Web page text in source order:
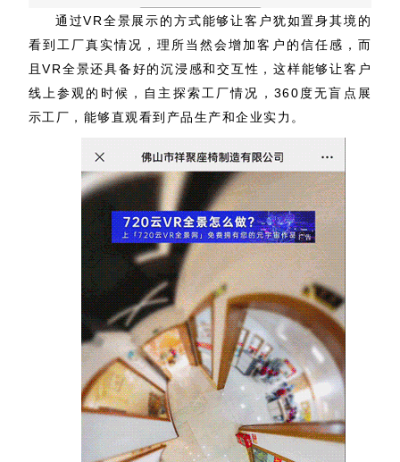
通过VR全景展示的方式能够让客户犹如置身其境的
看到工厂真实情况，理所当然会增加客户的信任感，而
且VR全景还具备好的沉浸感和交互性，这样能够让客户
线上参观的时候，自主探索工厂情况，360度无盲点展
示工厂，能够直观看到产品生产和企业实力。